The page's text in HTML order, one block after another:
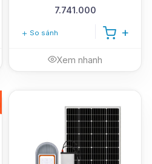
7.741.000
So sánh
Xem nhanh